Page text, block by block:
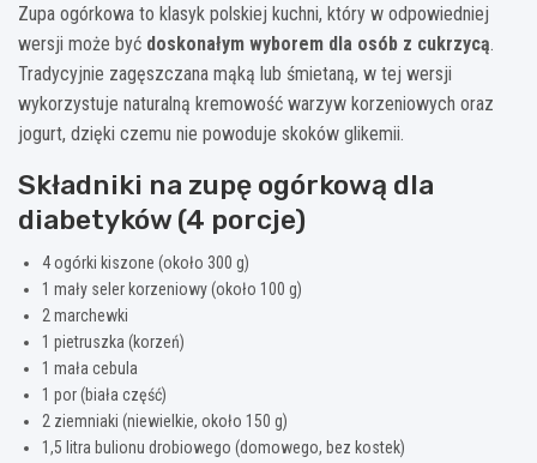
Zupa ogórkowa to klasyk polskiej kuchni, który w odpowiedniej
wersji może być doskonałym wyborem dla osób z cukrzycą.
Tradycyjnie zagęszczana mąką lub śmietaną, w tej wersji
wykorzystuje naturalną kremowość warzyw korzeniowych oraz
jogurt, dzięki czemu nie powoduje skoków glikemii.
Składniki na zupę ogórkową dla
diabetyków (4 porcje)
4 ogórki kiszone (około 300 g)
1 mały seler korzeniowy (około 100 g)
2 marchewki
1 pietruszka (korzeń)
1 mała cebula
1 por (biała część)
2 ziemniaki (niewielkie, około 150 g)
1,5 litra bulionu drobiowego (domowego, bez kostek)